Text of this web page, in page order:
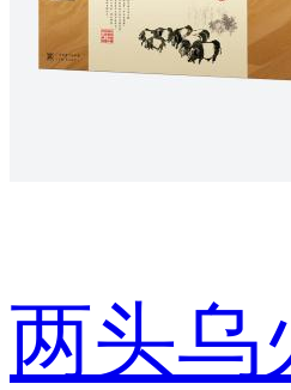
两头乌